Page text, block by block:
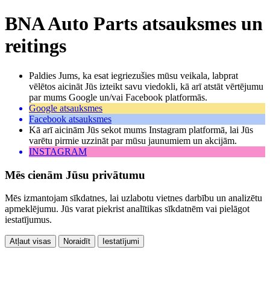
BNA Auto Parts atsauksmes un
reitings
Paldies Jums, ka esat iegriezušies mūsu veikala, labprat
vēlētos aicināt Jūs izteikt savu viedokli, kā arī atstāt vērtējumu
par mums Google un/vai Facebook platformās.
Google atsauksmes
Facebook atsauksmes
Kā arī aicinām Jūs sekot mums Instagram platformā, lai Jūs
varētu pirmie uzzināt par mūsu jaunumiem un akcijām.
INSTAGRAM
Mēs cienām Jūsu privātumu
Mēs izmantojam sīkdatnes, lai uzlabotu vietnes darbību un analizētu
apmeklējumu. Jūs varat piekrist analītikas sīkdatnēm vai pielāgot
iestatījumus.
Atļaut visas Noraidīt Iestatījumi